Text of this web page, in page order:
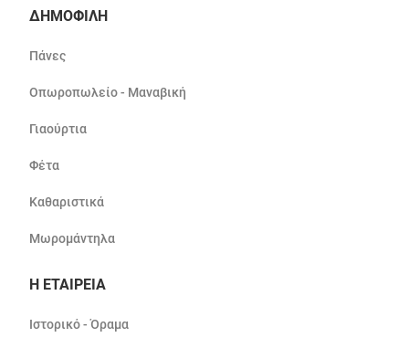
ΔΗΜΟΦΙΛΗ
Πάνες
Οπωροπωλείο - Μαναβική
Γιαούρτια
Φέτα
Καθαριστικά
Μωρομάντηλα
Η ΕΤΑΙΡΕΙΑ
Ιστορικό - Όραμα